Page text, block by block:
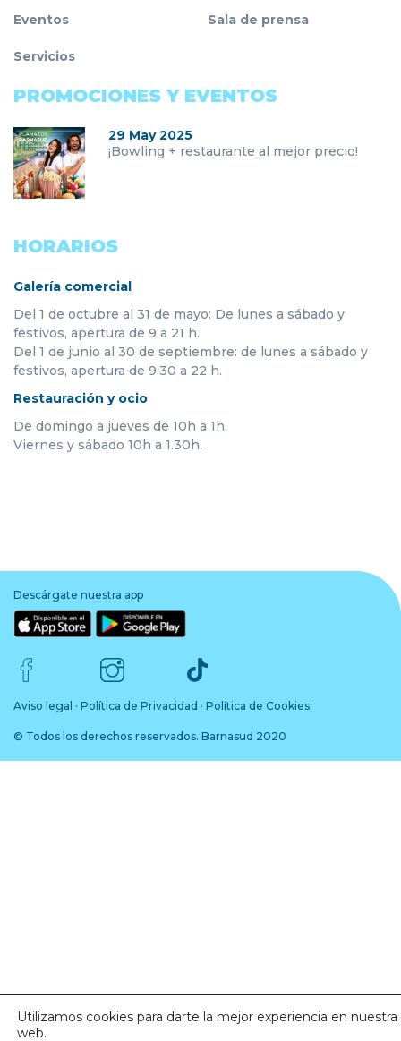
Eventos
Servicios
Sala de prensa
PROMOCIONES Y EVENTOS
29 May 2025
¡Bowling + restaurante al mejor precio!
HORARIOS
Galería comercial
Del 1 de octubre al 31 de mayo: De lunes a sábado y
festivos, apertura de 9 a 21 h.
Del 1 de junio al 30 de septiembre: de lunes a sábado y
festivos, apertura de 9.30 a 22 h.
Restauración y ocio
De domingo a jueves de 10h a 1h.
Viernes y sábado 10h a 1.30h.
© Todos los derechos reservados. Barnasud 2020
Aviso legal · Política de Privacidad · Política de Cookies
Descárgate nuestra app
Utilizamos cookies para darte la mejor experiencia en nuestra
web.